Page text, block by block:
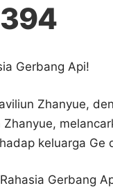
Gerbang Api!
Zhanyue,
Zhanyue,
keluarga Ge
Gerbang